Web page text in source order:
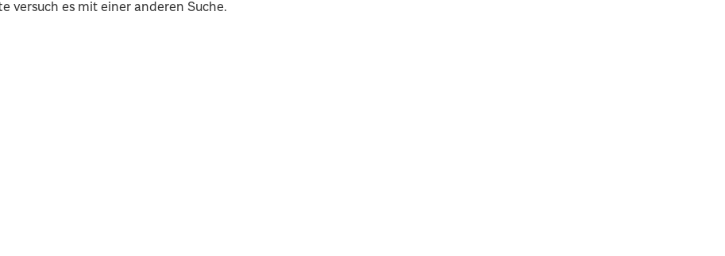
versuch es mit einer anderen Suche.